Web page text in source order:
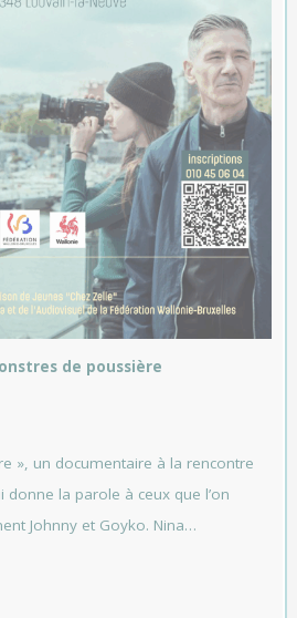
de poussière
», un documentaire à la rencontre
donne la parole à ceux que l’on
Johnny et Goyko. Nina…